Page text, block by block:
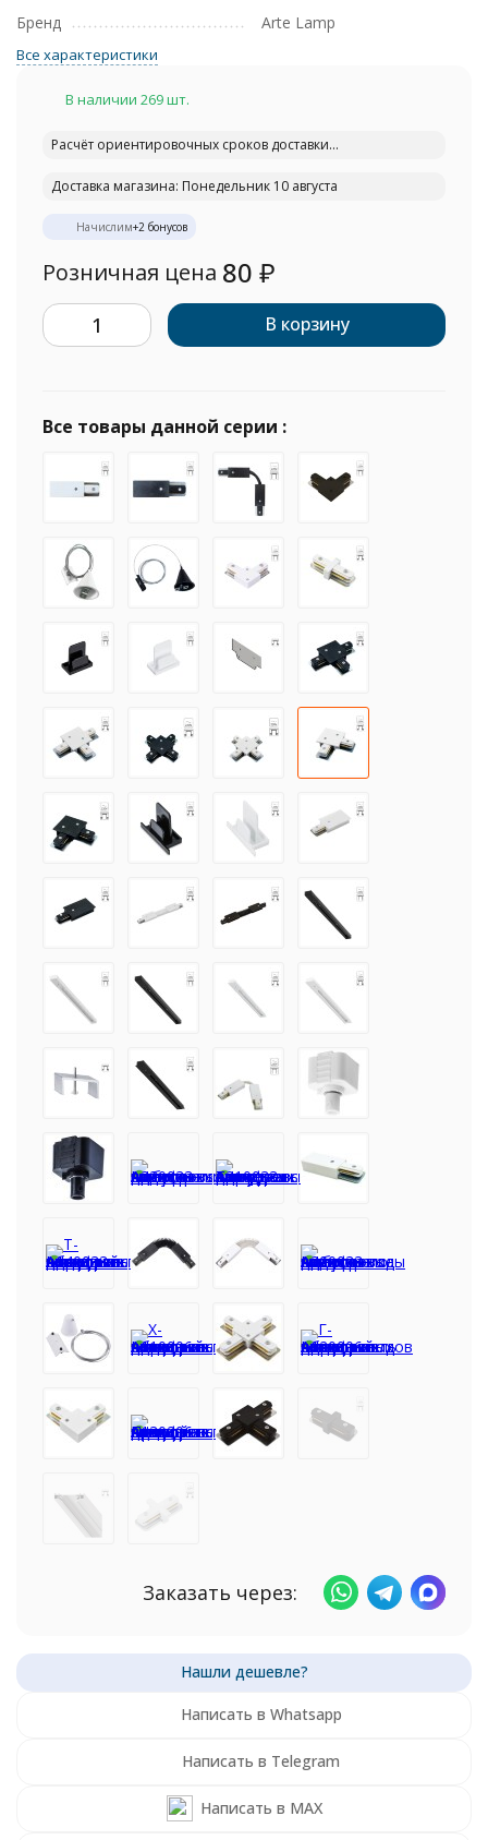
Бренд
Arte Lamp
Все характеристики
В наличии 269 шт.
Расчёт ориентировочных сроков доставки...
Доставка магазина: Понедельник 10 августа
Начислим+2 бонусов
Розничная цена 80 ₽
В корзину
Все товары данной серии :
Заказать через:
Написать в Whatsapp
Написать в Telegram
Написать в MAX